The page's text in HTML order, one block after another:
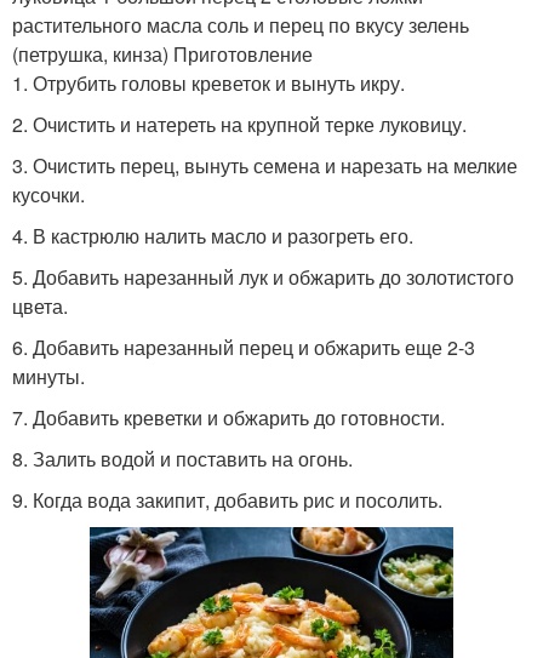
растительного масла соль и перец по вкусу зелень
(петрушка, кинза) Приготовление
1. Отрубить головы креветок и вынуть икру.
2. Очистить и натереть на крупной терке луковицу.
3. Очистить перец, вынуть семена и нарезать на мелкие
кусочки.
4. В кастрюлю налить масло и разогреть его.
5. Добавить нарезанный лук и обжарить до золотистого
цвета.
6. Добавить нарезанный перец и обжарить еще 2-3
минуты.
7. Добавить креветки и обжарить до готовности.
8. Залить водой и поставить на огонь.
9. Когда вода закипит, добавить рис и посолить.